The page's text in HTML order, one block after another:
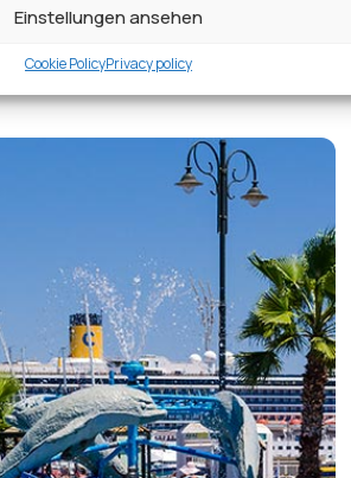
Einstellungen ansehen
Cookie PolicyPrivacy policy